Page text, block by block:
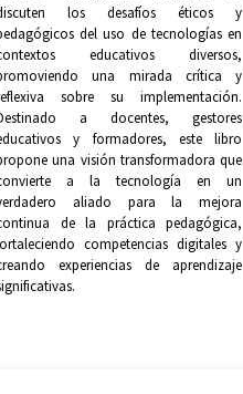
los desafíos éticos y
del uso de tecnologías en
educativos diversos,
una mirada crítica y
sobre su implementación.
a docentes, gestores
y formadores, este libro
una visión transformadora que
a la tecnología en un
aliado para la mejora
de la práctica pedagógica,
competencias digitales y
experiencias de aprendizaje